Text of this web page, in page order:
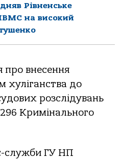
Рівненське
на високий
про внесення
хуліганства до
розслідувань
Кримінального
служби ГУ НП